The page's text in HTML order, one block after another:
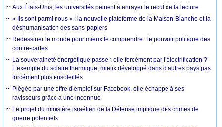
Aux États-Unis, les universités peinent à enrayer le recul de la lecture
« Ils sont parmi nous » : la nouvelle plateforme de la Maison-Blanche et la
déshumanisation des sans-papiers
Redessiner le monde pour mieux le comprendre : le pouvoir politique des
contre-cartes
La souveraineté énergétique passe-t-elle forcément par l’électrification ?
L’exemple du solaire thermique, mieux développé dans d’autres pays pas
forcément plus ensoleillés
Piégée par une offre d’emploi sur Facebook, elle échappe à ses
ravisseurs grâce à une inconnue
Le projet du ministère israélien de la Défense implique des crimes de
guerre potentiels